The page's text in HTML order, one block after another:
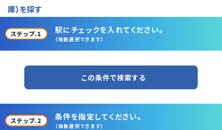
庫）を探す
ステップ.1 駅にチェックを入れてください。
（複数選択できます）
この条件で検索する
ステップ.2 条件を指定してください。
（複数選択できます）